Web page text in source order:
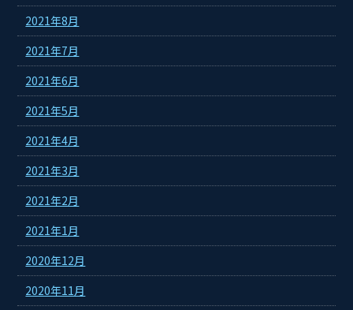
2021年8月
2021年7月
2021年6月
2021年5月
2021年4月
2021年3月
2021年2月
2021年1月
2020年12月
2020年11月